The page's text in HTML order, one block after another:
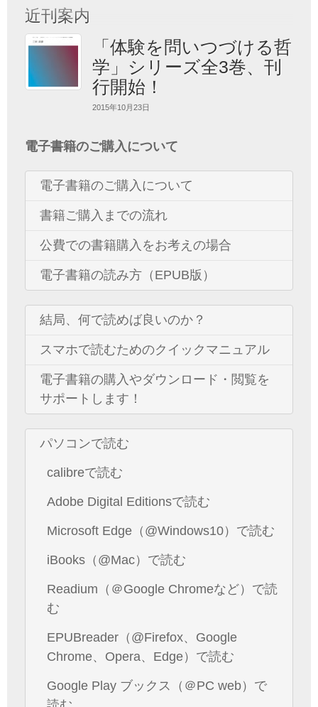
近刊案内
「体験を問いつづける哲
学」シリーズ全3巻、刊
行開始！
2015年10月23日
電子書籍のご購入について
電子書籍のご購入について
書籍ご購入までの流れ
公費での書籍購入をお考えの場合
電子書籍の読み方（EPUB版）
結局、何で読めば良いのか？
スマホで読むためのクイックマニュアル
電子書籍の購入やダウンロード・閲覧を
サポートします！
パソコンで読む
calibreで読む
Adobe Digital Editionsで読む
Microsoft Edge（@Windows10）で読む
iBooks（@Mac）で読む
Readium（＠Google Chromeなど）で読
む
EPUBreader（@Firefox、Google
Chrome、Opera、Edge）で読む
Google Play ブックス（＠PC web）で